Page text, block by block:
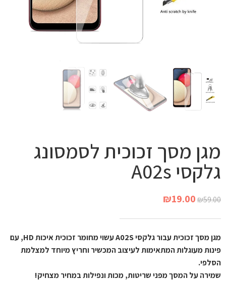
מגן מסך זכוכית לסמסונג
גלקסי A02s
₪59.00
₪19.00
מגן מסך זכוכית עבור גלקסי A02S עשוי מחומר זכוכית איכות HD, עם
פינות מעוגלות המתאימות לעיצוב המכשיר וחריץ מיוחד למצלמת
הסלפי.
שמירה על המסך מפני שריטות, מכות ונפילות במחיר מצחיק!